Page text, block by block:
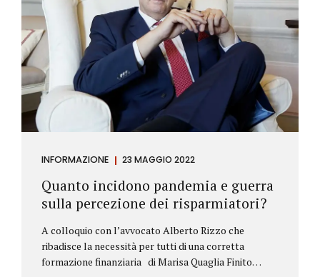
svolgimento della libera professione. Per il Giudice
fiorentino, Dott.ssa Susanna Zanda, il
provvedimento assunto dal Consiglio lede...
INFORMAZIONE 23 MAGGIO 2022
Quanto incidono pandemia e guerra
sulla percezione dei risparmiatori?
A colloquio con l’avvocato Alberto Rizzo che
ribadisce la necessità per tutti di una corretta
formazione finanziaria di Marisa Quaglia Finito